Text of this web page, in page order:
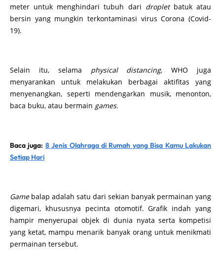
meter untuk menghindari tubuh dari dropletbatuk atau
bersin yang mungkin terkontaminasi virus Corona (Covid-
19).
Selain itu, selama physical distancing, WHO juga
menyarankan untuk melakukan berbagai aktifitas yang
menyenangkan, seperti mendengarkan musik, menonton,
baca buku, atau bermain games.
Baca juga: 8 Jenis Olahraga di Rumah yang Bisa Kamu Lakukan
Setiap Hari
Gamebalap adalah satu dari sekian banyak permainan yang
digemari, khususnya pecinta otomotif. Grafik indah yang
hampir menyerupai objek di dunia nyata serta kompetisi
yang ketat, mampu menarik banyak orang untuk menikmati
permainan tersebut.